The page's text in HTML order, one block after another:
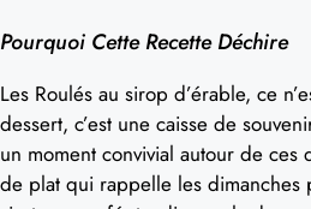
Pourquoi Cette Recette Déchire
Les Roulés au sirop d’érable, ce
dessert, c’est une caisse de
un moment convivial autour de ces
de plat qui rappelle les dimanches